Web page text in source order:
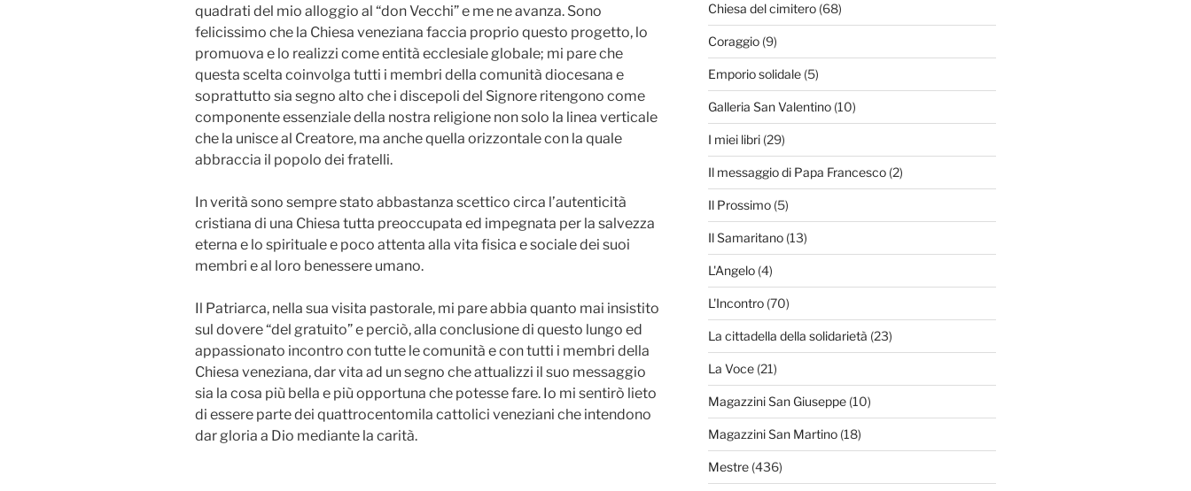
quadrati del mio alloggio al “don Vecchi” e me ne avanza. Sono
felicissimo che la Chiesa veneziana faccia proprio questo progetto, lo
promuova e lo realizzi come entità ecclesiale globale; mi pare che
questa scelta coinvolga tutti i membri della comunità diocesana e
soprattutto sia segno alto che i discepoli del Signore ritengono come
componente essenziale della nostra religione non solo la linea verticale
che la unisce al Creatore, ma anche quella orizzontale con la quale
abbraccia il popolo dei fratelli.
In verità sono sempre stato abbastanza scettico circa l’autenticità
cristiana di una Chiesa tutta preoccupata ed impegnata per la salvezza
eterna e lo spirituale e poco attenta alla vita fisica e sociale dei suoi
membri e al loro benessere umano.
Il Patriarca, nella sua visita pastorale, mi pare abbia quanto mai insistito
sul dovere “del gratuito” e perciò, alla conclusione di questo lungo ed
appassionato incontro con tutte le comunità e con tutti i membri della
Chiesa veneziana, dar vita ad un segno che attualizzi il suo messaggio
sia la cosa più bella e più opportuna che potesse fare. Io mi sentirò lieto
di essere parte dei quattrocentomila cattolici veneziani che intendono
dar gloria a Dio mediante la carità.
Chiesa del cimitero(68)
Coraggio(9)
Emporio solidale(5)
Galleria San Valentino(10)
I miei libri(29)
Il messaggio di Papa Francesco(2)
Il Prossimo(5)
Il Samaritano(13)
L'Angelo(4)
L'Incontro(70)
La cittadella della solidarietà (23)
La Voce(21)
Magazzini San Giuseppe(10)
Magazzini San Martino(18)
Mestre(436)